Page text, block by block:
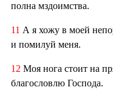
полна мздоимства.
11 А я хожу в моей
и помилуй меня.
12 Моя нога стоит на
благословлю Господа.